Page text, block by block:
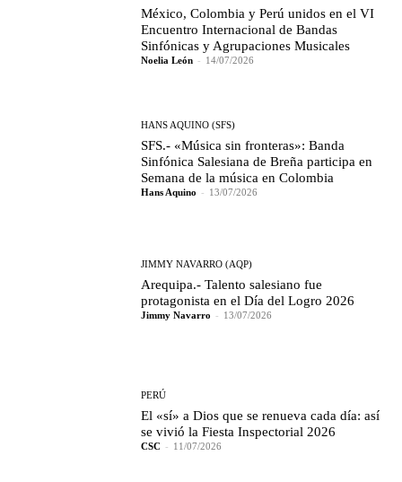
México, Colombia y Perú unidos en el VI
Encuentro Internacional de Bandas
Sinfónicas y Agrupaciones Musicales
Noelia León - 14/07/2026
HANS AQUINO (SFS)
SFS.- «Música sin fronteras»: Banda
Sinfónica Salesiana de Breña participa en
Semana de la música en Colombia
Hans Aquino - 13/07/2026
JIMMY NAVARRO (AQP)
Arequipa.- Talento salesiano fue
protagonista en el Día del Logro 2026
Jimmy Navarro - 13/07/2026
PERÚ
El «sí» a Dios que se renueva cada día: así
se vivió la Fiesta Inspectorial 2026
CSC - 11/07/2026